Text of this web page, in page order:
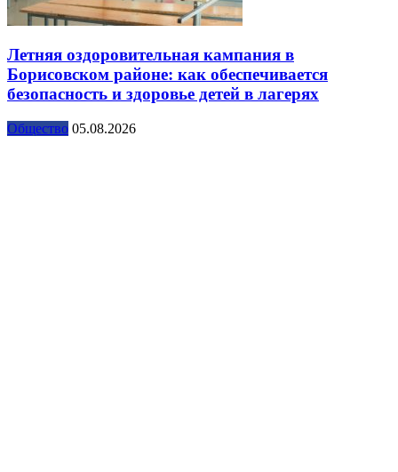
Летняя оздоровительная кампания в
Борисовском районе: как обеспечивается
безопасность и здоровье детей в лагерях
Общество 05.08.2026